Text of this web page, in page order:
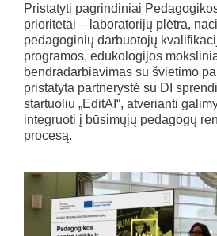
Pristatyti pagrindiniai
prioritetai – laboratorijų plėtra,
pedagoginių darbuotojų
programos, edukologijos
bendradarbiavimas su švietimo
pristatyta partnerystė su DI
startuoliu „EditAI“, atverianti
integruoti į būsimųjų pedagogų
procesą.